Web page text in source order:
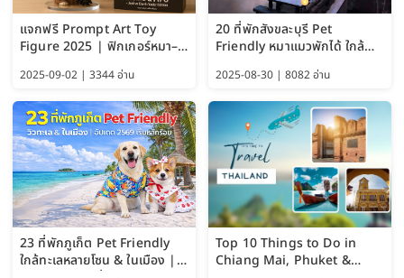
แจกฟรี Prompt Art Toy
Figure 2025 | ฟิกเกอร์หมา–
ChatGPT และ Gemini
2025-09-02 | 3344 อ่าน
20 ที่พักสังขละบุรี Pet
Friendly หมาแมวพักได้ ใกล้
2025-08-30 | 8082 อ่าน
23 ที่พักภูเก็ต Pet Friendly
ใกล้ทะเลหลายโซน & ในเมือง |
Top 10 Things to Do in
Chiang Mai, Phuket &